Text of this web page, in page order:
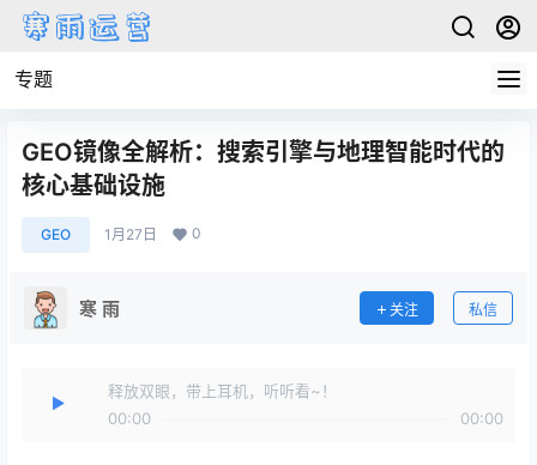
专题
GEO镜像全解析：搜索引擎与地理智能时代的
核心基础设施
GEO 1月27日 0
寒 雨 关注 私信
释放双眼，带上耳机，听听看~！
00:00
00:00